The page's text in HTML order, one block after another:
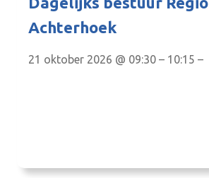
Achterhoek
21 oktober 2026 @ 09:30 – 10:15 –